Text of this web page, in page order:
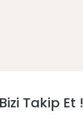
Bizi Takip Et !